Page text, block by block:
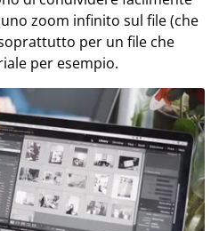
zoom infinito sul file (che
per un file che
per esempio.